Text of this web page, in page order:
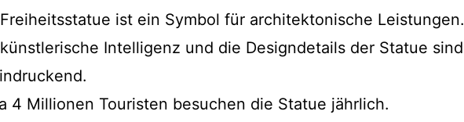
ist ein Symbol für architektonische Leistungen.
Intelligenz und die Designdetails der Statue sind
4 Millionen Touristen besuchen die Statue jährlich.